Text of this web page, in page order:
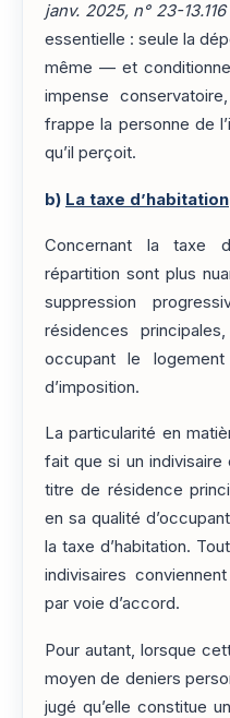
janv. 2025, n° 23-13.116
essentielle : seule la
même — et
impense
frappe la personne de
qu’il perçoit.
b) La taxe d’habitation
Concernant la taxe
répartition sont plus
suppression
résidences
occupant le
d’imposition.
La particularité en
fait que si un
titre de résidence
en sa qualité
la taxe d’habitation.
indivisaires
par voie d’accord.
Pour autant, lorsque
moyen de deniers
jugé qu’elle constitue